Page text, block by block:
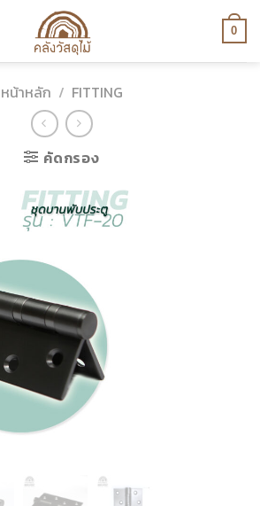
0
หน้าหลัก / FITTING
คัดกรอง